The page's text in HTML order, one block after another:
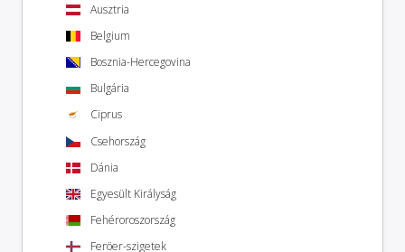
Ausztria
Belgium
Bosznia-Hercegovina
Bulgária
Ciprus
Csehország
Dánia
Egyesült Királyság
Fehéroroszország
Feröer-szigetek